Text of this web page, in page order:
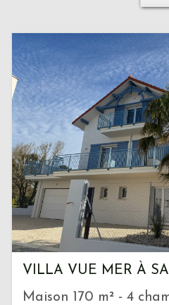
VILLA VUE MER À
Maison 170 m² - 4